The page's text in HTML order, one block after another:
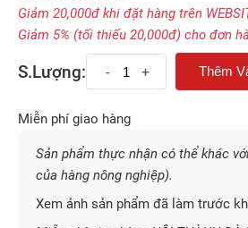
Giảm 20,000đ khi đặt hàng trên
Giảm 5% (tối thiếu 20,000đ) cho đơn
S.Lượng: - +
Miễn phí giao hàng
Sản phẩm thực nhận có thể khác
của hàng nông nghiệp).
Xem ảnh sản phẩm đã làm trước